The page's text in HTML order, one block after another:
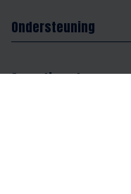
Ondersteuning
Assortiment